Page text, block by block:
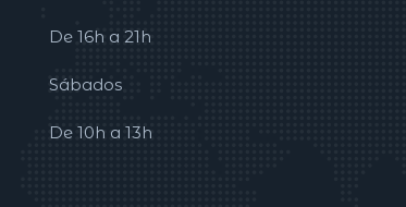
De 16h a 21h
Sábados
De 10h a 13h